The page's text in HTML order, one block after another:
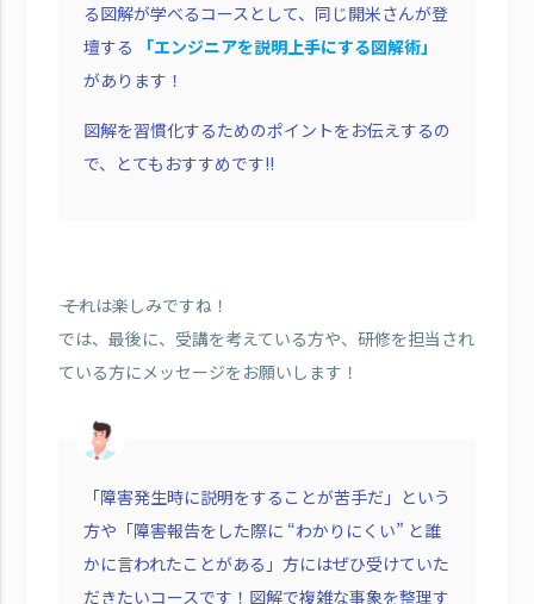
る図解が学べるコースとして、同じ開米さんが登
壇する
「エンジニアを説明上手にする図解術」
があります！
図解を習慣化するためのポイントをお伝えするの
で、とてもおすすめです!!
―― それは楽しみですね！
では、最後に、受講を考えている方や、研修を担当され
ている方にメッセージをお願いします！
「障害発生時に説明をすることが苦手だ」という
方や「障害報告をした際に “わかりにくい” と誰
かに言われたことがある」方にはぜひ受けていた
だきたいコースです！図解で複雑な事象を整理す